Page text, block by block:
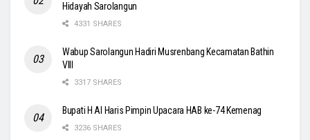
Hidayah Sarolangun
4331 SHARES
Wabup Sarolangun Hadiri Musrenbang Kecamatan Bathin
VIII
3317 SHARES
Bupati H Al Haris Pimpin Upacara HAB ke-74 Kemenag
3236 SHARES